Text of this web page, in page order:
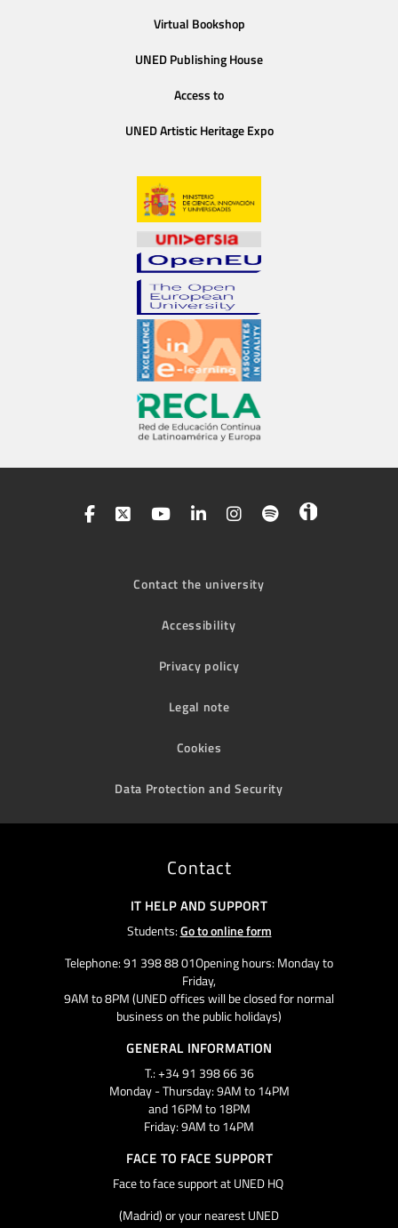
Virtual Bookshop
UNED Publishing House
Access to
UNED Artistic Heritage Expo
Contact the university
Accessibility
Privacy policy
Legal note
Cookies
Data Protection and Security
Contact
IT HELP AND SUPPORT
Students:Go to online form
Telephone: 91 398 88 01Opening hours: Monday to
Friday,
9AM to 8PM (UNED offices will be closed for normal
business on the public holidays)
GENERAL INFORMATION
T.: +34 91 398 66 36
Monday - Thursday: 9AM to 14PM
and 16PM to 18PM
Friday: 9AM to 14PM
FACE TO FACE SUPPORT
Face to face support at UNED HQ
(Madrid) or your nearest UNED